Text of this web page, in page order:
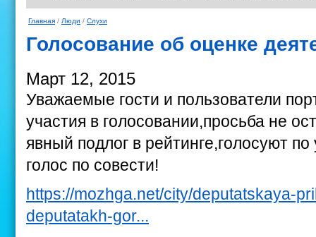
Главная / Люди / Слухи
Голосование об оценке
Март 12, 2015
Уважаемые гости и пользователи
участия в голосовании,просьба не
явный подлог в рейтинге,голосуют
голос по совести!
https://mozhga.net/city/deputatskaya-
deputatakh-gor...